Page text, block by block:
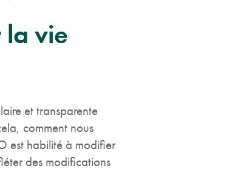
vie
et transparente
comment nous
est habilité à modifier
des modifications